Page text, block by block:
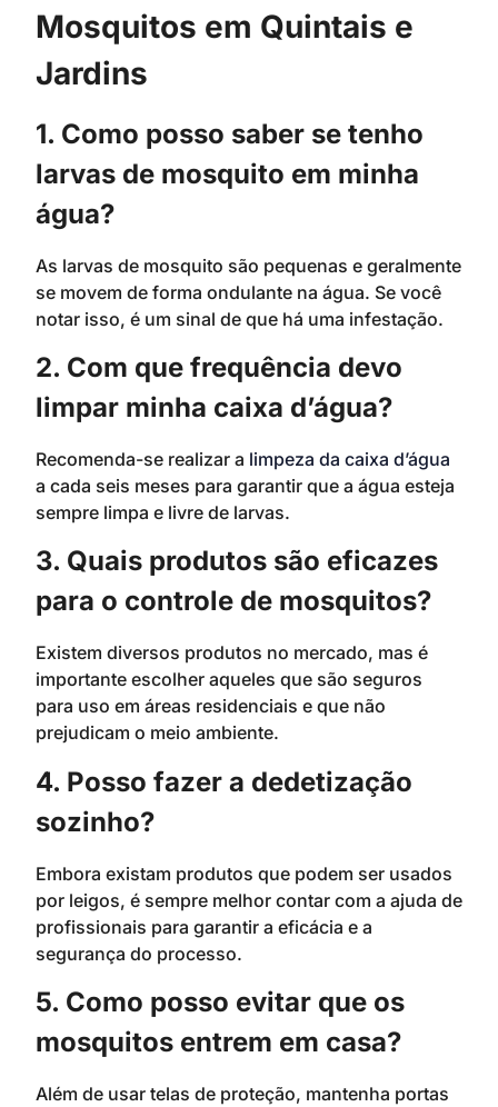
Mosquitos em Quintais e
Jardins
1. Como posso saber se tenho
larvas de mosquito em minha
água?
As larvas de mosquito são pequenas e geralmente
se movem de forma ondulante na água. Se você
notar isso, é um sinal de que há uma infestação.
2. Com que frequência devo
limpar minha caixa d’água?
Recomenda-se realizar a limpeza da caixa d’água
a cada seis meses para garantir que a água esteja
sempre limpa e livre de larvas.
3. Quais produtos são eficazes
para o controle de mosquitos?
Existem diversos produtos no mercado, mas é
importante escolher aqueles que são seguros
para uso em áreas residenciais e que não
prejudicam o meio ambiente.
4. Posso fazer a dedetização
sozinho?
Embora existam produtos que podem ser usados
por leigos, é sempre melhor contar com a ajuda de
profissionais para garantir a eficácia e a
segurança do processo.
5. Como posso evitar que os
mosquitos entrem em casa?
Além de usar telas de proteção, mantenha portas